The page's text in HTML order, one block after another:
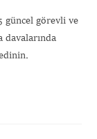
güncel görevli ve